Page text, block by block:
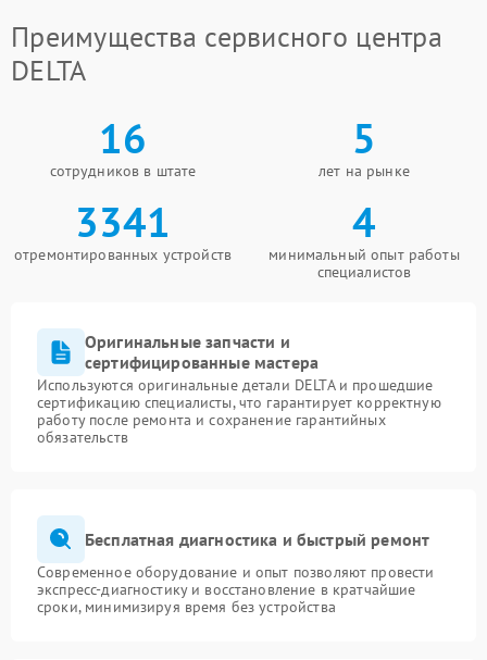
Преимущества сервисного центра
DELTA
16
сотрудников в штате
5
лет на рынке
3341
отремонтированных устройств
4
минимальный опыт работы
специалистов
Оригинальные запчасти и
сертифицированные мастера
Используются оригинальные детали DELTA и прошедшие
сертификацию специалисты, что гарантирует корректную
работу после ремонта и сохранение гарантийных
обязательств
Бесплатная диагностика и быстрый ремонт
Современное оборудование и опыт позволяют провести
экспресс-диагностику и восстановление в кратчайшие
сроки, минимизируя время без устройства